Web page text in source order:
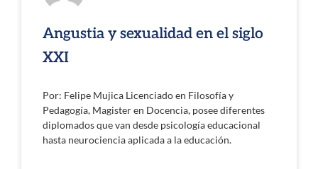
Angustia y sexualidad en el siglo
XXI
Por: Felipe Mujica Licenciado en Filosofía y
Pedagogía, Magister en Docencia, posee diferentes
diplomados que van desde psicología educacional
hasta neurociencia aplicada a la educación.